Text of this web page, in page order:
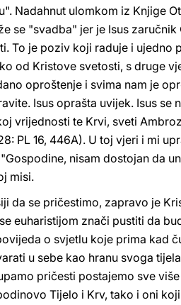
Nadahnut ulomkom iz Knjige
se "svadba" jer je Isus zaručnik
To je poziv koji raduje i ujedno
od Kristove svetosti, s druge
oproštenje i svima nam je
Isus oprašta uvijek. Isus se
vrijednosti te Krvi, sveti
PL 16, 446A). U toj vjeri i mi
nisam dostojan da
misi.
da se pričestimo, zapravo je
euharistijom znači pustiti da
o svjetlu koje prima kad
u sebe kao hranu svoga
pričesti postajemo sve
Tijelo i Krv, tako i oni